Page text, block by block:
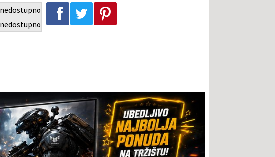
nedostupno
nedostupno
Podeli na Facebook-u Podeli na Twitter-u Podeli na Pinterest-u